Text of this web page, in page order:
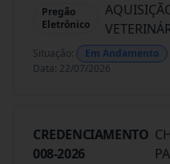
Pregão
Eletrônico
Situação:
Em Andamento
Data: 22/07/2026
CREDENCIAMENTO
008-2026